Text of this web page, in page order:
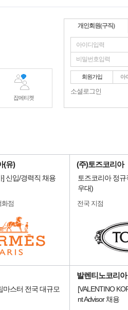
잡에티켓
개인회원(구직)
회원가입 아
소셜로그인
(유)
신입/경력직 채용
점
(주)토즈코리아
토즈코리아 정
우대)
전국 지점
마스터 전국 대규모
발렌티노코리아
[VALENTINO
nt Advisor 채용